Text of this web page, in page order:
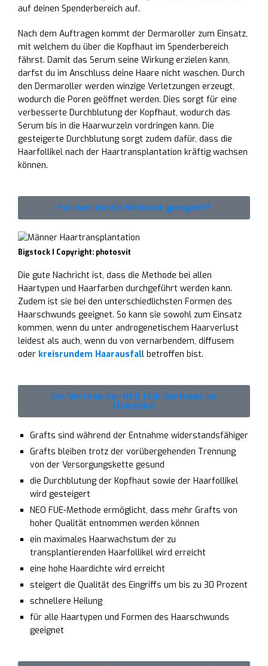
auf deinen Spenderbereich auf.
Nach dem Auftragen kommt der Dermaroller zum Einsatz,
mit welchem du über die Kopfhaut im Spenderbereich
fährst. Damit das Serum seine Wirkung erzielen kann,
darfst du im Anschluss deine Haare nicht waschen. Durch
den Dermaroller werden winzige Verletzungen erzeugt,
wodurch die Poren geöffnet werden. Dies sorgt für eine
verbesserte Durchblutung der Kopfhaut, wodurch das
Serum bis in die Haarwurzeln vordringen kann. Die
gesteigerte Durchblutung sorgt zudem dafür, dass die
Haarfollikel nach der Haartransplantation kräftig wachsen
können.
Für wen ist die Methode geeignet?
Bigstock I Copyright: photosvit
Die gute Nachricht ist, dass die Methode bei allen
Haartypen und Haarfarben durchgeführt werden kann.
Zudem ist sie bei den unterschiedlichsten Formen des
Haarschwunds geeignet. So kann sie sowohl zum Einsatz
kommen, wenn du unter androgenetischem Haarverlust
leidest als auch, wenn du von vernarbendem, diffusem
oder kreisrundem Haarausfall betroffen bist.
Die Vorteile der NEO FUE-Methode im
Überblick
Grafts sind während der Entnahme widerstandsfähiger
Grafts bleiben trotz der vorübergehenden Trennung
von der Versorgungskette gesund
die Durchblutung der Kopfhaut sowie der Haarfollikel
wird gesteigert
NEO FUE-Methode ermöglicht, dass mehr Grafts von
hoher Qualität entnommen werden können
ein maximales Haarwachstum der zu
transplantierenden Haarfollikel wird erreicht
eine hohe Haardichte wird erreicht
steigert die Qualität des Eingriffs um bis zu 30 Prozent
schnellere Heilung
für alle Haartypen und Formen des Haarschwunds
geeignet